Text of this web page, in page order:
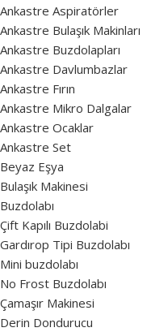
Ankastre Aspiratörler
Ankastre Bulaşık Makinları
Ankastre Buzdolapları
Ankastre Davlumbazlar
Ankastre Fırın
Ankastre Mikro Dalgalar
Ankastre Ocaklar
Ankastre Set
Beyaz Eşya
Bulaşık Makinesi
Buzdolabı
Çift Kapılı Buzdolabi
Gardırop Tipi Buzdolabı
Mini buzdolabı
No Frost Buzdolabı
Çamaşır Makinesi
Derin Dondurucu